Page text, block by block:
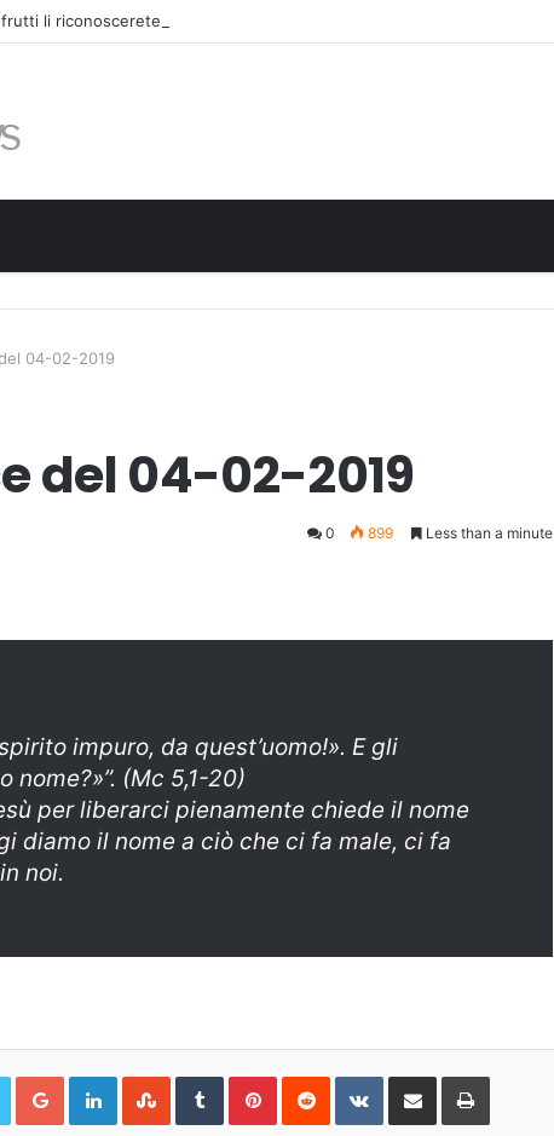
frutti li riconoscerete
04-02-2019
del 04-02-2019
0 899 Less than a minute
impuro, da quest’uomo!». E gli
nome?»”. (Mc 5,1-20)
per liberarci pienamente chiede il nome
diamo il nome a ciò che ci fa male, ci fa
noi.
Google+LinkedInStumbleUpon
TumblrPinterestReddit VKontakteShare
Email
Print